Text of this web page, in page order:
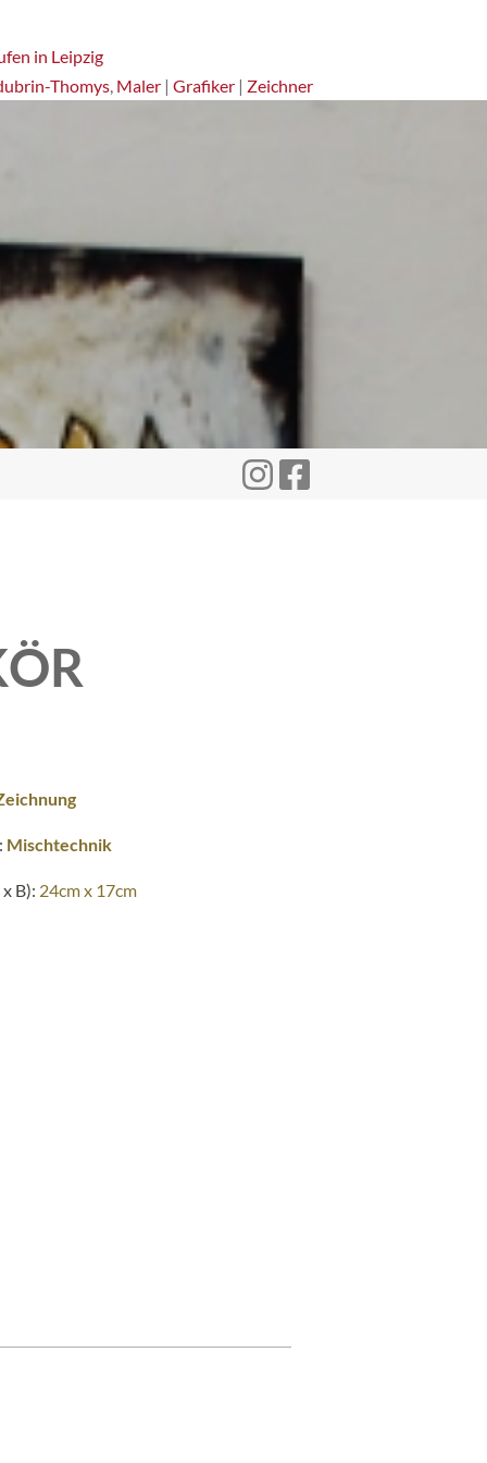
in Leipzig
Thomys, Maler | Grafiker | Zeichner
Mischtechnik
B): 24cm x 17cm